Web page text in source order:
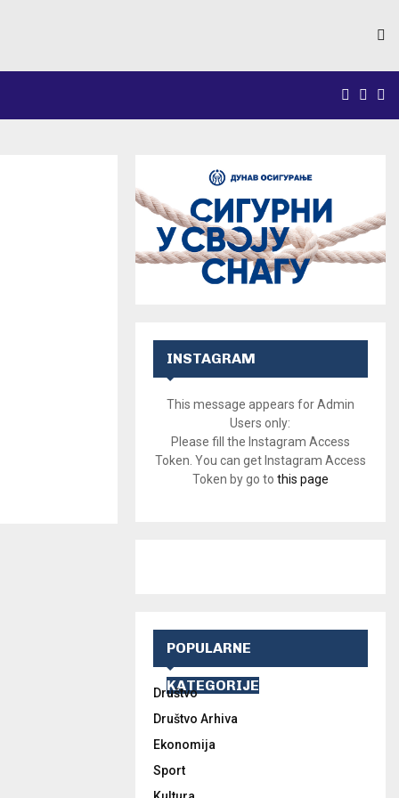
INSTAGRAM
This message appears for Admin
Users only:
Please fill the Instagram Access
Token. You can get Instagram Access
Token by go to this page
POPULARNE
KATEGORIJE
Društvo
Društvo Arhiva
Ekonomija
Sport